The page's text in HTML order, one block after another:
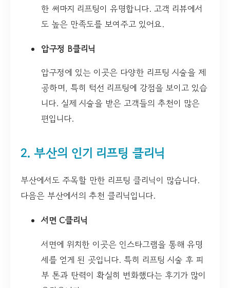
한 써마지 리프팅이 유명합니다. 고객 리뷰에서
도 높은 만족도를 보여주고 있어요.
압구정 B클리닉
압구정에 있는 이곳은 다양한 리프팅 시술을 제
공하며, 특히 턱선 리프팅에 강점을 보이고 있습
니다. 실제 시술을 받은 고객들의 추천이 많은
편입니다.
2. 부산의 인기 리프팅 클리닉
부산에서도 주목할 만한 리프팅 클리닉이 많습니다.
다음은 부산에서의 추천 클리닉입니다.
서면 C클리닉
서면에 위치한 이곳은 인스타그램을 통해 유명
세를 얻게 된 곳입니다. 특히 리프팅 시술 후 피
부 톤과 탄력이 확실히 변화했다는 후기가 많이